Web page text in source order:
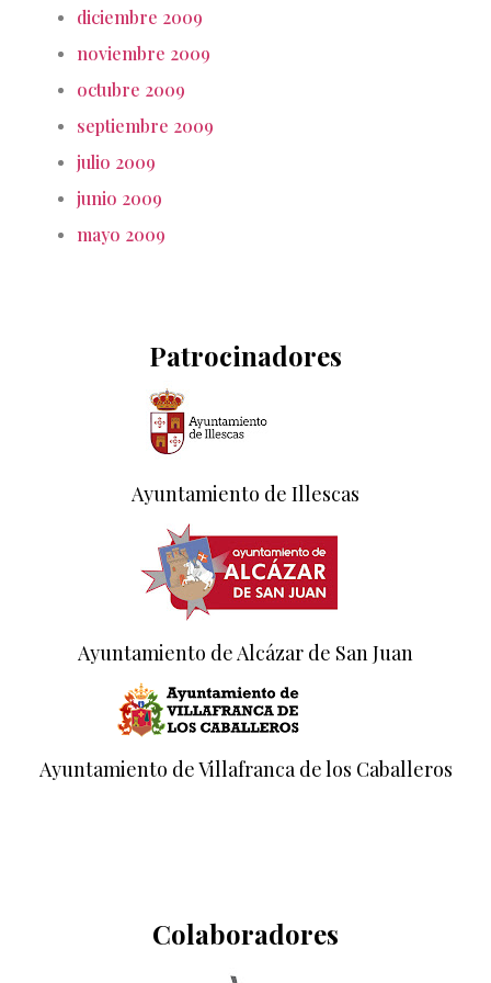
diciembre 2009
noviembre 2009
octubre 2009
septiembre 2009
julio 2009
junio 2009
mayo 2009
Patrocinadores
Ayuntamiento de Illescas
Ayuntamiento de Alcázar de San Juan
Ayuntamiento de Villafranca de los Caballeros
Colaboradores